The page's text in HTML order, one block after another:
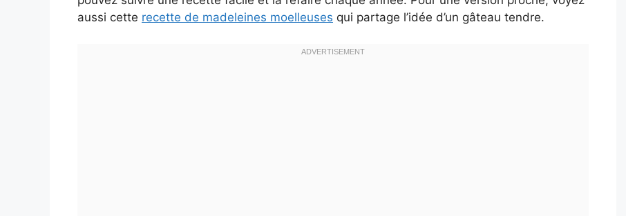
aussi cette recette de madeleines moelleuses qui partage l’idée d’un gâteau tendre.